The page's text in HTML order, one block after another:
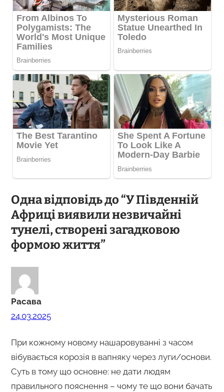
Одна відповідь до “У Південній
Африці виявили незвичайні
тунелі, створені загадковою
формою життя”
Расава
24.03.2025
При кожному новому нашаровуванні з часом
вібувається корозія в вапняку через луги/основи.
Суть в тому що основне: не дати людям
правильного пояснення – чому те що вони бачать